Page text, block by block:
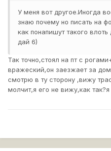
У меня вот другое.Иногда
знаю почему но писать на
как понапишут такого влоть
дай 6)
Так точно,стоял на пт с
вражеский,он заезжает за
смотрю в ту сторону ,вижу
молчит,я его не вижу,как